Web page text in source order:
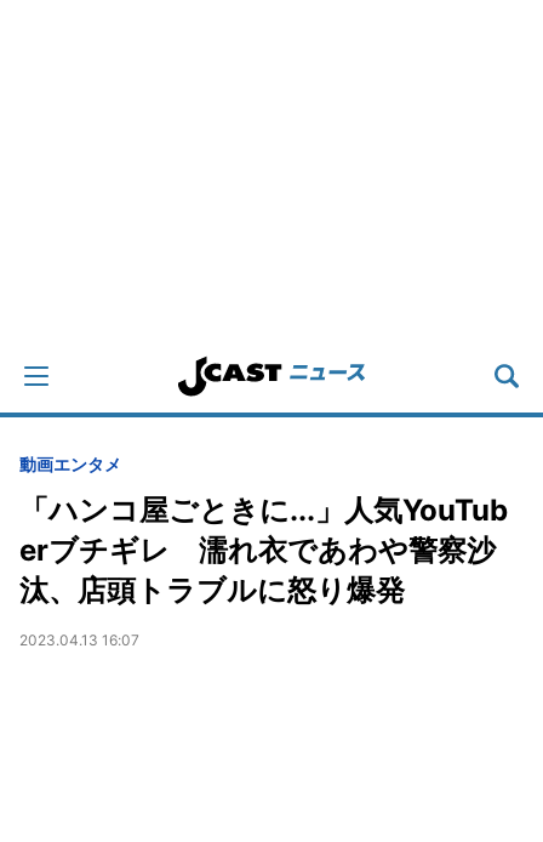
動画エンタメ
「ハンコ屋ごときに...」人気YouTub
erブチギレ 濡れ衣であわや警察沙
汰、店頭トラブルに怒り爆発
2023.04.13 16:07